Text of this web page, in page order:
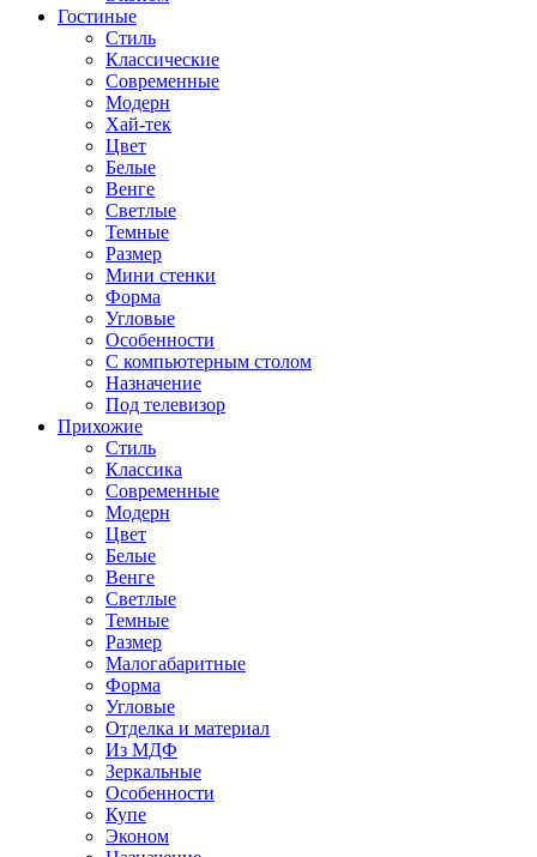
Гостиные
Стиль
Классические
Современные
Модерн
Хай-тек
Цвет
Белые
Венге
Светлые
Темные
Размер
Мини стенки
Форма
Угловые
Особенности
С компьютерным столом
Назначение
Под телевизор
Прихожие
Стиль
Классика
Современные
Модерн
Цвет
Белые
Венге
Светлые
Темные
Размер
Малогабаритные
Форма
Угловые
Отделка и материал
Из МДФ
Зеркальные
Особенности
Купе
Эконом